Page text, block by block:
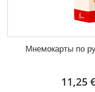
Мнемокарты по
11,25